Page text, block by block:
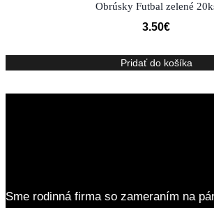
Obrúsky Futbal zelené
3.50€
Pridať do košíka
Sme rodinná firma so zameraním na